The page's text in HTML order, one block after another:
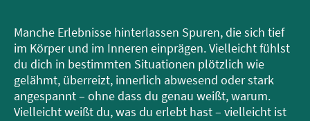
Manche Erlebnisse hinterlassen Spuren, die sich tief
im Körper und im Inneren einprägen. Vielleicht fühlst
du dich in bestimmten Situationen plötzlich wie
gelähmt, überreizt, innerlich abwesend oder stark
angespannt – ohne dass du genau weißt, warum.
Vielleicht weißt du, was du erlebt hast – vielleicht ist